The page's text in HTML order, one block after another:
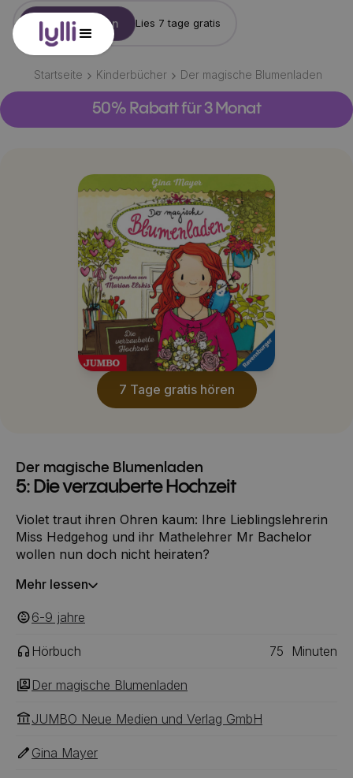
Konto erstellen Lies 7 tage gratis
Startseite Kinderbücher Der magische Blumenladen
50% Rabatt für 3 Monat
7 Tage gratis hören
Der magische Blumenladen
5: Die verzauberte Hochzeit
Violet traut ihren Ohren kaum: Ihre Lieblingslehrerin
Miss Hedgehog und ihr Mathelehrer Mr Bachelor
wollen nun doch nicht heiraten?
Mehr lessen
6-9 ‎‎ jahre
Hörbuch 75 Minuten
Der magische Blumenladen
JUMBO Neue Medien und Verlag GmbH
Gina Mayer